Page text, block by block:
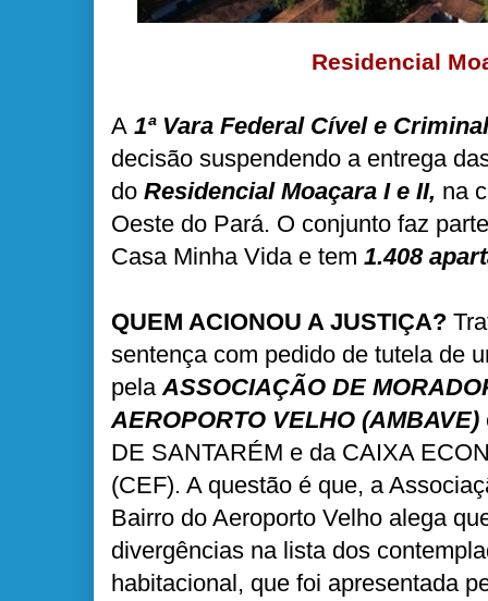
Residencial
A 1ª Vara Federal Cível e
decisão suspendendo a entrega
do Residencial Moaçara I e II, na
Oeste do Pará. O conjunto faz
Casa Minha Vida e tem 1.408
QUEM ACIONOU A JUSTIÇA?
sentença com pedido de tutela de
pelaASSOCIAÇÃO DE
AEROPORTO VELHO (AMBAVE)
DE SANTARÉM e da CAIXA
(CEF). A questão é que, a
Bairro do Aeroporto Velho alega
divergências na lista dos
habitacional, que foi apresentada